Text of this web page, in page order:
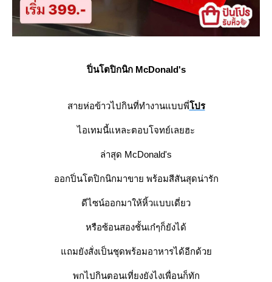
ปิ่นโตปิกนิก McDonald's
สายห่อข้าวไปกินที่ทำงานแบบพี่ปร
ไอเทมนี้แหละตอบโจทย์เลยฮะ
ล่าสุด McDonald's
ออกปิ่นโตปิกนิกมาขาย พร้อมสีสันสุดน่ารัก
ดีไซน์ออกมาให้หิ้วแบบเดี่ยว
หรือซ้อนสองชั้นเก๋ๆก็ยังได้
ถมยังสั่งเป็นชุดพร้อมอาหารได้อีกด้ว
พกไปกินตอนเที่ยงยังไงเพื่อนก็ทัก